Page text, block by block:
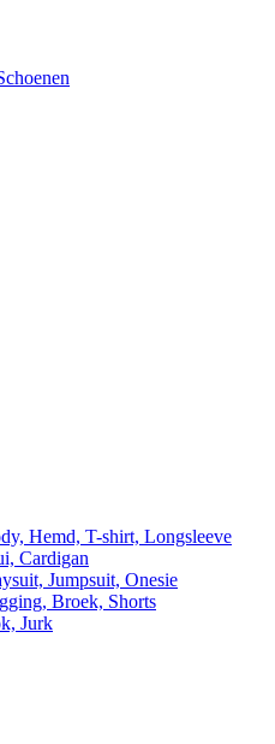
Hemd, T-shirt, Longsleeve
Cardigan
Jumpsuit, Onesie
Broek, Shorts
Jurk